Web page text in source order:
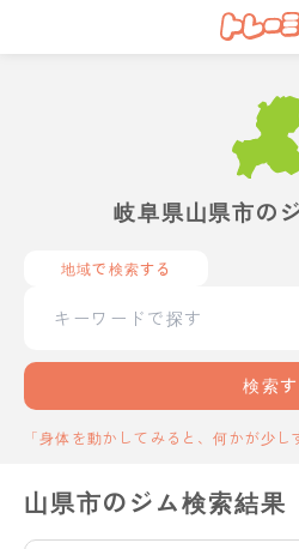
岐阜県山県市の
地域で検索する
検索す
「身体を動かしてみると、何かが少し
山県市のジム検索結果